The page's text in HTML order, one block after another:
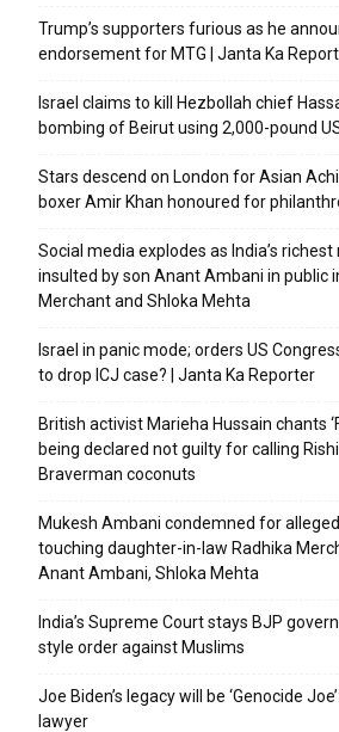
Trump’s supporters furious as he
endorsement for MTG | Janta Ka
Israel claims to kill Hezbollah chief
bombing of Beirut using 2,000-pound
Stars descend on London for Asian
boxer Amir Khan honoured for
Social media explodes as India’s
insulted by son Anant Ambani in public
Merchant and Shloka Mehta
Israel in panic mode; orders US
to drop ICJ case? | Janta Ka Reporter
British activist Marieha Hussain chants
being declared not guilty for calling
Braverman coconuts
Mukesh Ambani condemned for
touching daughter-in-law Radhika
Anant Ambani, Shloka Mehta
India’s Supreme Court stays BJP
style order against Muslims
Joe Biden’s legacy will be ‘Genocide
lawyer